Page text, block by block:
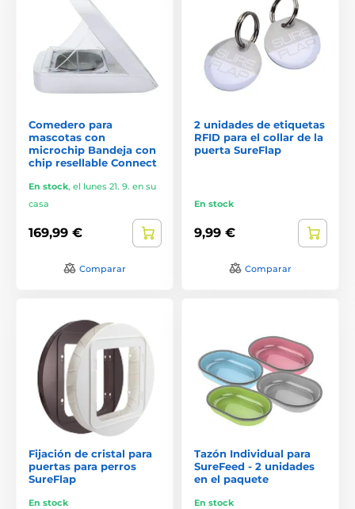
Comedero para
mascotas con
microchip Bandeja con
chip resellable Connect
En stock, el lunes 21. 9. en su
casa
169,99 €
Comparar
2 unidades de etiquetas
RFID para el collar de la
puerta SureFlap
En stock
9,99 €
Comparar
Fijación de cristal para
puertas para perros
SureFlap
En stock
Tazón Individual para
SureFeed - 2 unidades
en el paquete
En stock